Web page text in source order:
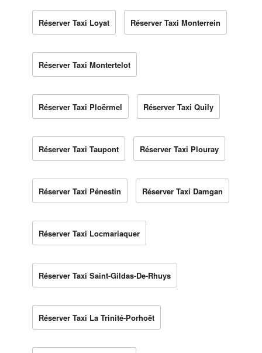
Réserver Taxi Loyat Réserver Taxi Monterrein
Réserver Taxi Montertelot
Réserver Taxi Ploërmel Réserver Taxi Quily
Réserver Taxi Taupont Réserver Taxi Plouray
Réserver Taxi Pénestin Réserver Taxi Damgan
Réserver Taxi Locmariaquer
Réserver Taxi Saint-Gildas-De-Rhuys
Réserver Taxi La Trinité-Porhoët